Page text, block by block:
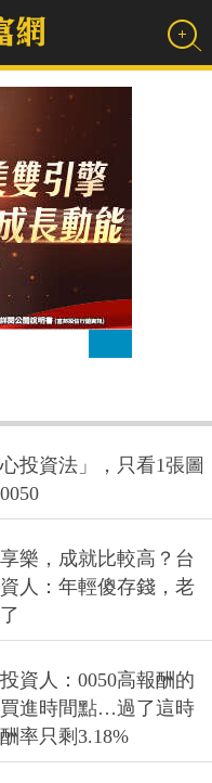
投資法」，只看1張圖
樂，成就比較高？台
人：年輕傻存錢，老
資人：0050高報酬的
進時間點…過了這時
率只剩3.18%